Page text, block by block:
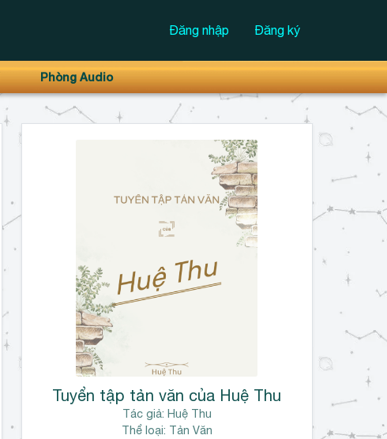
Đăng nhập Đăng ký
Phòng Audio
Tuyển tập tản văn của Huệ Thu
Tác giả: Huệ Thu
Thể loại: Tản Văn